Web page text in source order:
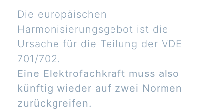
Die europäischen
Harmonisierungsgebot ist die
Ursache für die Teilung der VDE
701/702.
Eine Elektrofachkraft muss also
künftig wieder auf zwei Normen
zurückgreifen.